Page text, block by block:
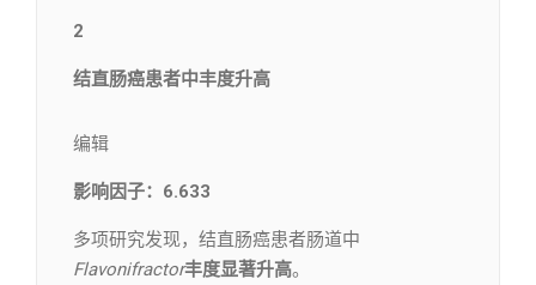
2
结直肠癌患者中丰度升高
编辑​
影响因子：6.633
多项研究发现，结直肠癌患者肠道中
Flavonifractor丰度显著升高。